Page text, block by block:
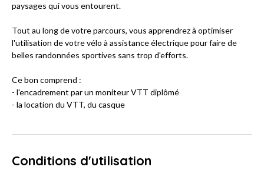
paysages qui vous entourent.
Tout au long de votre parcours, vous apprendrez à optimiser
l'utilisation de votre vélo à assistance électrique pour faire de
belles randonnées sportives sans trop d'efforts.
Ce bon comprend :
- l'encadrement par un moniteur VTT diplômé
- la location du VTT, du casque
Conditions d'utilisation